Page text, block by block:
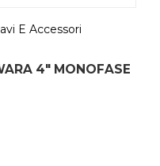
E Accessori
4″ MONOFASE